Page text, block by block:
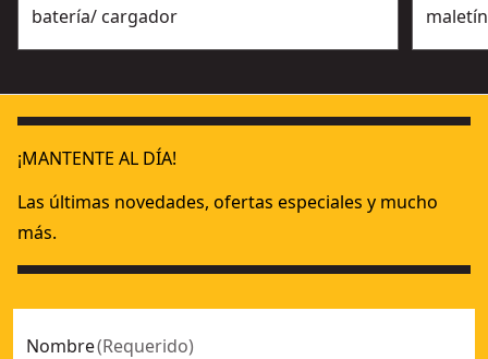
batería/ cargador
maletín
¡MANTENTE AL DÍA!
Las últimas novedades, ofertas especiales y mucho
más.
Nombre(Requerido)